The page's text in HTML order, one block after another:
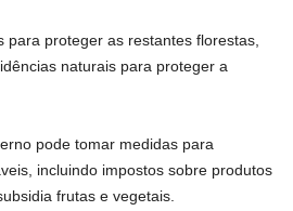
para proteger as restantes florestas,
naturais para proteger a
pode tomar medidas para
incluindo impostos sobre produtos
frutas e vegetais.